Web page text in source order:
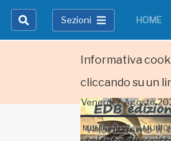
Informativa
cliccando su un
Sezioni HOME
Venerdi 7 Agosto
MUNICIPIO 1